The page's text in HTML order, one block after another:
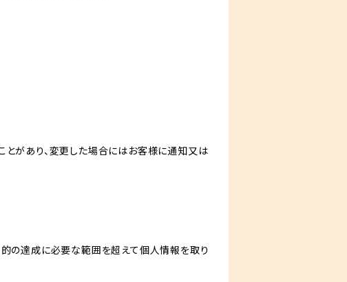
とがあり、変更した場合にはお客様に通知又は
の達成に必要な範囲を超えて個人情報を取り